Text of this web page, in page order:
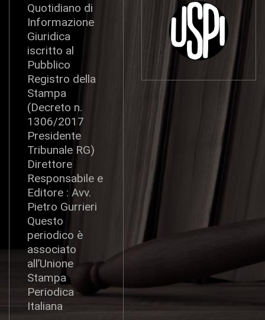
Quotidiano di
Informazione
Giuridica
iscritto al
Pubblico
Registro della
Stampa
(Decreto n.
1306/2017
Presidente
Tribunale RG)
Direttore
Responsabile e
Editore : Avv.
Pietro Gurrieri
Questo
periodico è
associato
all’Unione
Stampa
Periodica
Italiana